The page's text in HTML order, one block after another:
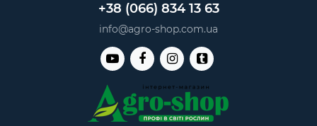
+38 (066) 834 13 63
info@agro-shop.com.ua